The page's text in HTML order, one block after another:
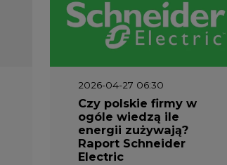
2026-04-27 06:30
Czy polskie firmy w
ogóle wiedzą ile
energii zużywają?
Raport Schneider
Electric